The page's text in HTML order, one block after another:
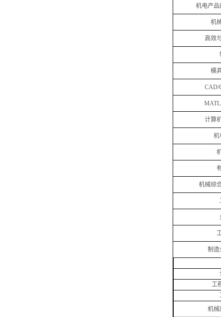
机电产品
机
高效
模
CAD/
计算
机
机械综
制造
工
机械